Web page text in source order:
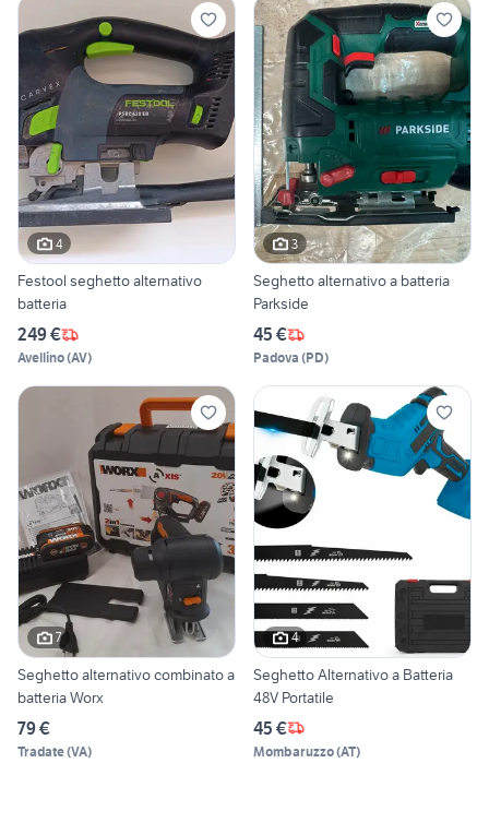
4
Festool seghetto alternativo
batteria
249 €
Avellino(AV)
3
Seghetto alternativo a batteria
Parkside
45 €
Padova (PD)
7
Seghetto alternativo combinato a
batteria Worx
79 €
Tradate(VA)
4
Seghetto Alternativo a Batteria
48V Portatile
45 €
Mombaruzzo(AT)